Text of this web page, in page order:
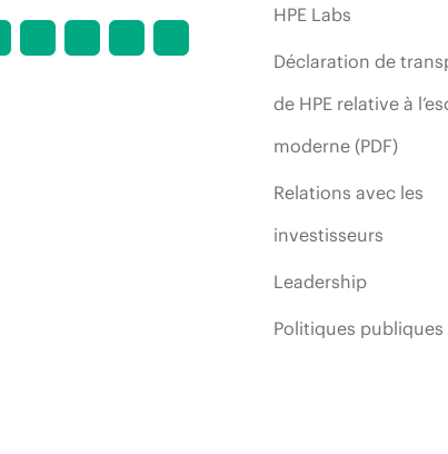
HPE Labs
Déclaration de
de HPE relative à
moderne (PDF)
Relations avec les
investisseurs
Leadership
Politiques publiques